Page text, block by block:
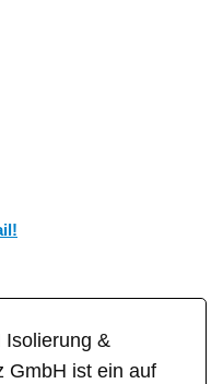
Isolierung &
GmbH ist ein auf